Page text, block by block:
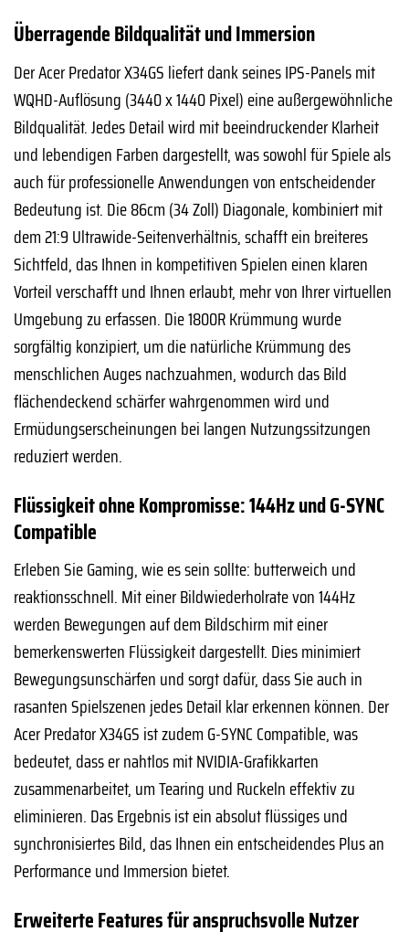
Überragende Bildqualität und Immersion
Der Acer Predator X34GS liefert dank seines IPS-Panels mit
WQHD-Auflösung (3440 x 1440 Pixel) eine außergewöhnliche
Bildqualität. Jedes Detail wird mit beeindruckender Klarheit
und lebendigen Farben dargestellt, was sowohl für Spiele als
auch für professionelle Anwendungen von entscheidender
Bedeutung ist. Die 86cm (34 Zoll) Diagonale, kombiniert mit
dem 21:9 Ultrawide-Seitenverhältnis, schafft ein breiteres
Sichtfeld, das Ihnen in kompetitiven Spielen einen klaren
Vorteil verschafft und Ihnen erlaubt, mehr von Ihrer virtuellen
Umgebung zu erfassen. Die 1800R Krümmung wurde
sorgfältig konzipiert, um die natürliche Krümmung des
menschlichen Auges nachzuahmen, wodurch das Bild
flächendeckend schärfer wahrgenommen wird und
Ermüdungserscheinungen bei langen Nutzungssitzungen
reduziert werden.
Flüssigkeit ohne Kompromisse: 144Hz und G-SYNC
Compatible
Erleben Sie Gaming, wie es sein sollte: butterweich und
reaktionsschnell. Mit einer Bildwiederholrate von 144Hz
werden Bewegungen auf dem Bildschirm mit einer
bemerkenswerten Flüssigkeit dargestellt. Dies minimiert
Bewegungsunschärfen und sorgt dafür, dass Sie auch in
rasanten Spielszenen jedes Detail klar erkennen können. Der
Acer Predator X34GS ist zudem G-SYNC Compatible, was
bedeutet, dass er nahtlos mit NVIDIA-Grafikkarten
zusammenarbeitet, um Tearing und Ruckeln effektiv zu
eliminieren. Das Ergebnis ist ein absolut flüssiges und
synchronisiertes Bild, das Ihnen ein entscheidendes Plus an
Performance und Immersion bietet.
Erweiterte Features für anspruchsvolle Nutzer